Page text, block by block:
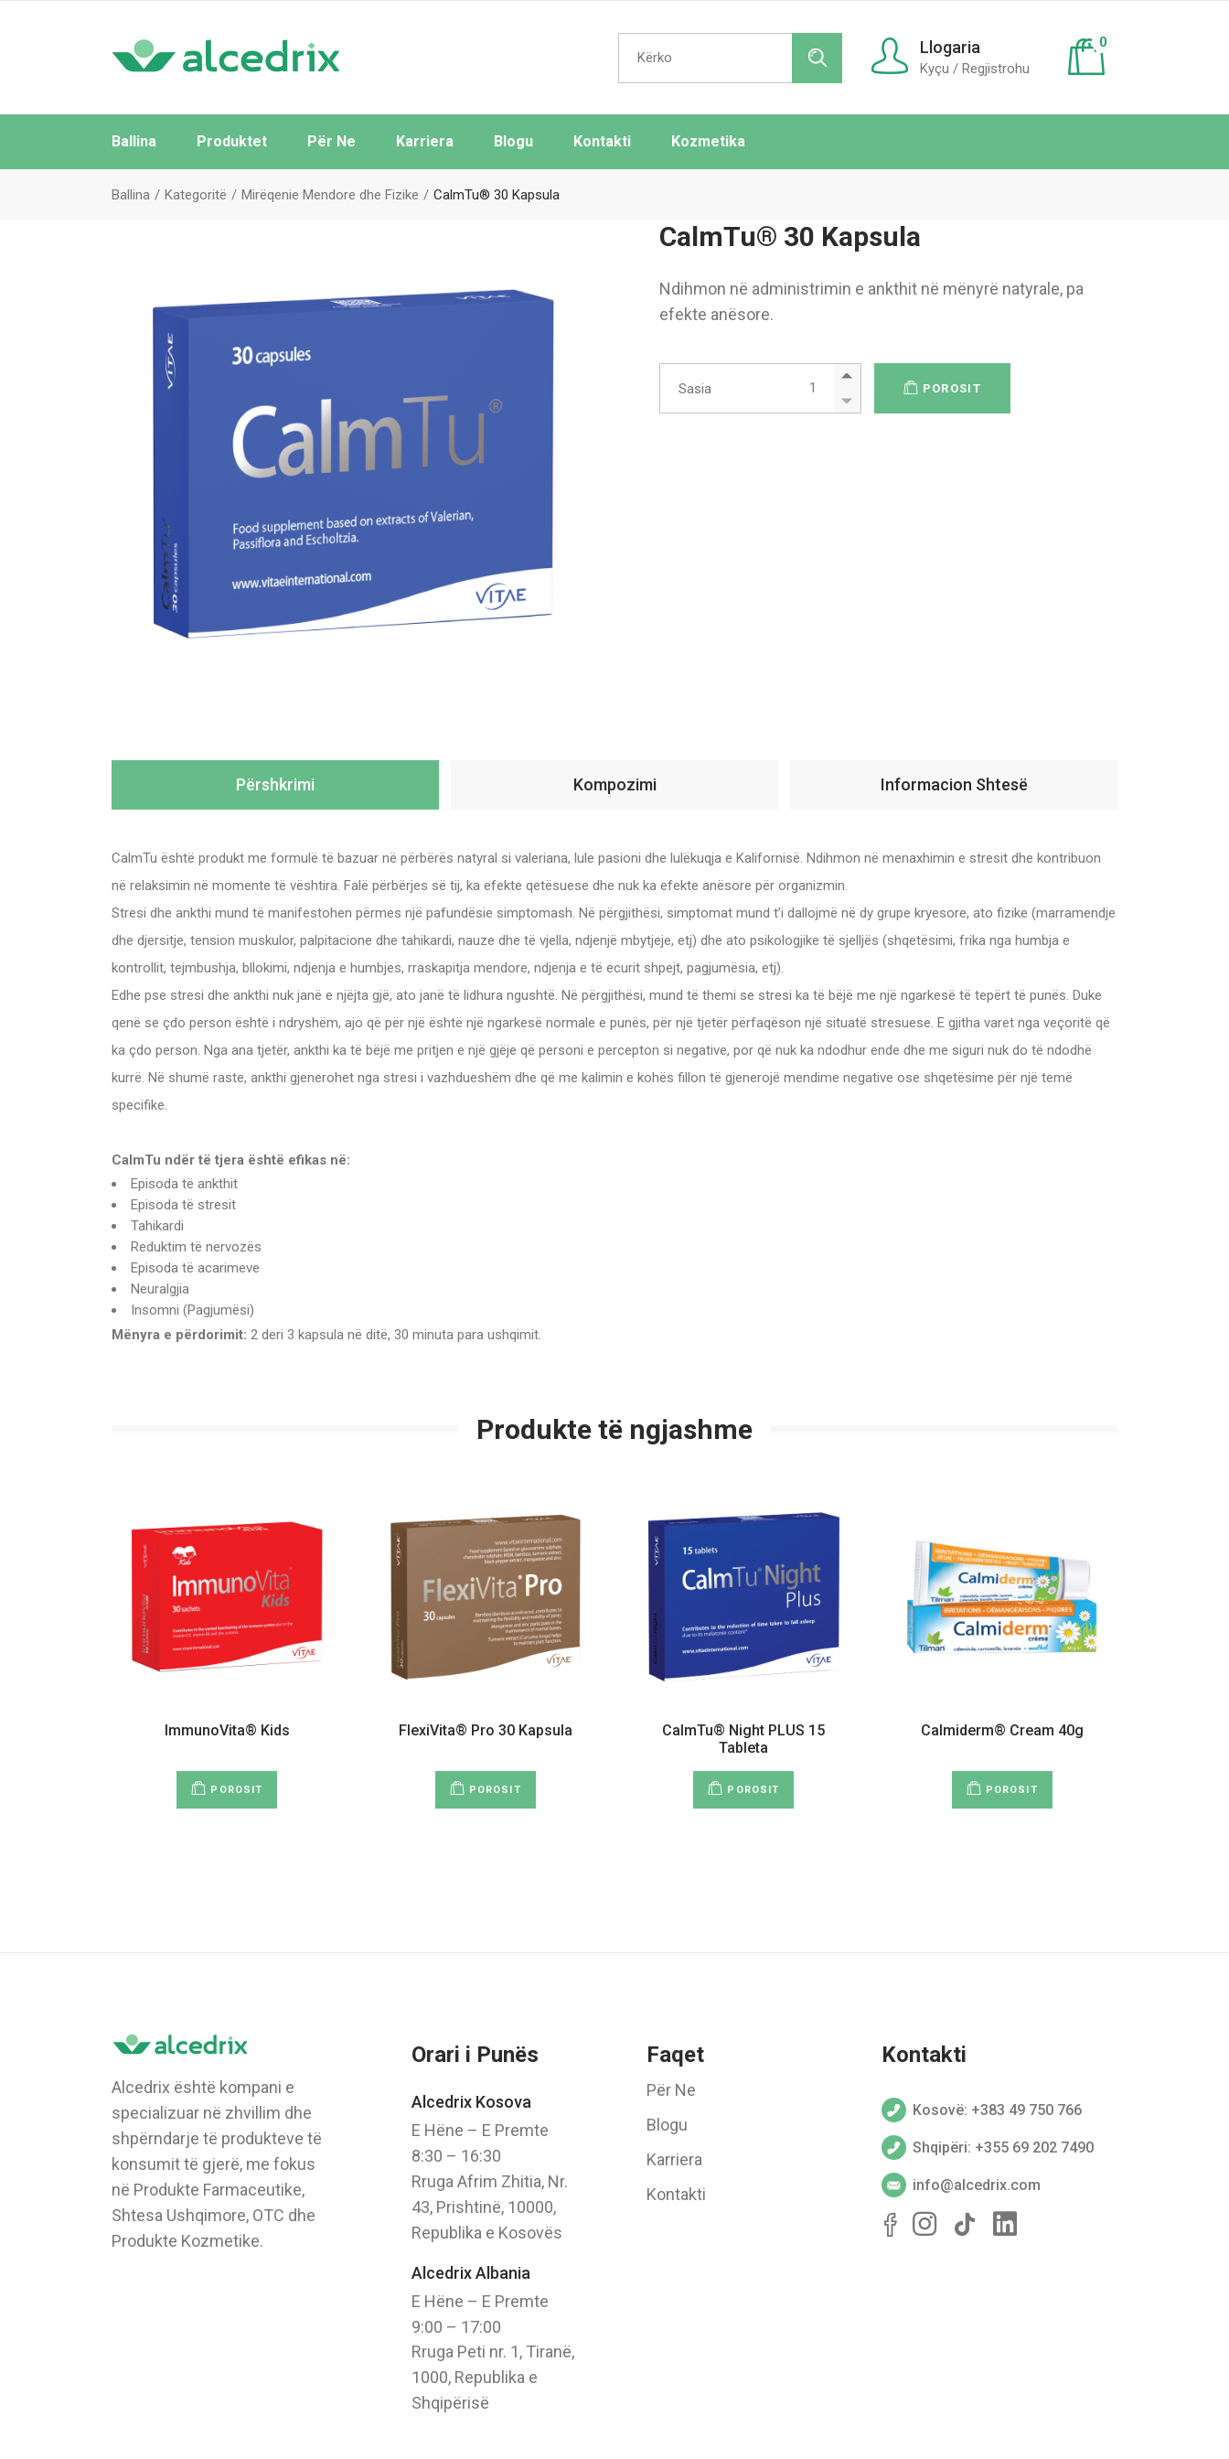
Search
for:
Llogaria
Kyçu / Regjistrohu
0
Ballina Produktet
Të Gjitha
Për Ne Karriera Blogu Kontakti Kozmetika
Ballina Kategoritë Mirëqenie Mendore dhe Fizike CalmTu® 30 Kapsula
CalmTu® 30 Kapsula
Ndihmon në administrimin e ankthit në mënyrë natyrale, pa
efekte anësore.
Sasia
CalmTu® 30 Kapsula quantity
POROSIT
Përshkrimi Kompozimi Informacion Shtesë
CalmTu është produkt me formulë të bazuar në përbërës natyral si valeriana, lule pasioni dhe lulëkuqja e Kalifornisë. Ndihmon në menaxhimin e stresit dhe kontribuon
në relaksimin në momente të vështira. Falë përbërjes së tij, ka efekte qetësuese dhe nuk ka efekte anësore për organizmin.
Stresi dhe ankthi mund të manifestohen përmes një pafundësie simptomash. Në përgjithësi, simptomat mund t’i dallojmë në dy grupe kryesore, ato fizike (marramendje
dhe djersitje, tension muskulor, palpitacione dhe tahikardi, nauze dhe të vjella, ndjenjë mbytjeje, etj) dhe ato psikologjike të sjelljës (shqetësimi, frika nga humbja e
kontrollit, tejmbushja, bllokimi, ndjenja e humbjes, rraskapitja mendore, ndjenja e të ecurit shpejt, pagjumësia, etj).
Edhe pse stresi dhe ankthi nuk janë e njëjta gjë, ato janë të lidhura ngushtë. Në përgjithësi, mund të themi se stresi ka të bëjë me një ngarkesë të tepërt të punës. Duke
qenë se çdo person është i ndryshëm, ajo që për një është një ngarkesë normale e punës, për një tjetër përfaqëson një situatë stresuese. E gjitha varet nga veçoritë që
ka çdo person. Nga ana tjetër, ankthi ka të bëjë me pritjen e një gjëje që personi e percepton si negative, por që nuk ka ndodhur ende dhe me siguri nuk do të ndodhë
kurrë. Në shumë raste, ankthi gjenerohet nga stresi i vazhdueshëm dhe që me kalimin e kohës fillon të gjenerojë mendime negative ose shqetësime për një temë
specifike.
CalmTu ndër të tjera është efikas në:
Episoda të ankthit
Episoda të stresit
Tahikardi
Reduktim të nervozës
Episoda të acarimeve
Neuralgjia
Insomni (Pagjumësi)
Mënyra e përdorimit: 2 deri 3 kapsula në ditë, 30 minuta para ushqimit.
Produkte të ngjashme
ImmunoVita® Kids
POROSIT
FlexiVita® Pro 30 Kapsula
POROSIT
CalmTu® Night PLUS 15
Tableta
POROSIT
Calmiderm® Cream 40g
POROSIT
Alcedrix është kompani e
specializuar në zhvillim dhe
shpërndarje të produkteve të
konsumit të gjerë, me fokus
në Produkte Farmaceutike,
Shtesa Ushqimore, OTC dhe
Produkte Kozmetike.
Orari i Punës
Alcedrix Kosova
E Hëne – E Premte
8:30 – 16:30
Rruga Afrim Zhitia, Nr.
43, Prishtinë, 10000,
Republika e Kosovës
Alcedrix Albania
E Hëne – E Premte
9:00 – 17:00
Rruga Peti nr. 1, Tiranë,
1000, Republika e
Shqipërisë
Faqet
Për Ne
Blogu
Karriera
Kontakti
Kontakti
Kosovë: +383 49 750 766
Shqipëri: +355 69 202 7490
info@alcedrix.com